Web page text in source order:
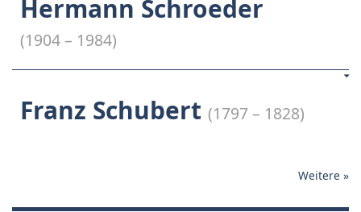
Hermann Schroeder
(1904 – 1984)
Franz Schubert (1797 – 1828)
Weitere »